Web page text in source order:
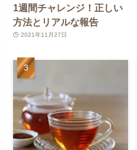
1週間チャレンジ！正しい
方法とリアルな報告
2021年11月27日